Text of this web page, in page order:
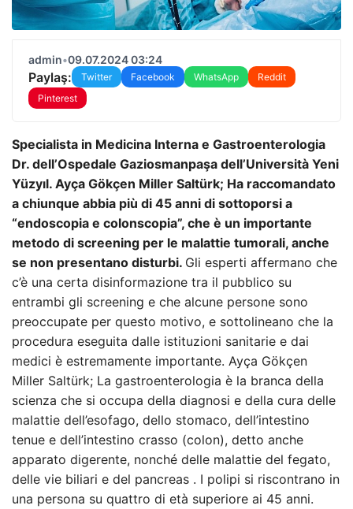
admin•09.07.2024 03:24
Paylaş: Twitter Facebook WhatsApp
Reddit
Pinterest
Specialista in Medicina Interna e Gastroenterologia
Dr. dell’Ospedale Gaziosmanpaşa dell’Università Yeni
Yüzyıl. Ayça Gökçen Miller Saltürk; Ha raccomandato
a chiunque abbia più di 45 anni di sottoporsi a
“endoscopia e colonscopia”, che è un importante
metodo di screening per le malattie tumorali, anche
se non presentano disturbi. Gli esperti affermano che
c’è una certa disinformazione tra il pubblico su
entrambi gli screening e che alcune persone sono
preoccupate per questo motivo, e sottolineano che la
procedura eseguita dalle istituzioni sanitarie e dai
medici è estremamente importante. Ayça Gökçen
Miller Saltürk; La gastroenterologia è la branca della
scienza che si occupa della diagnosi e della cura delle
malattie dell’esofago, dello stomaco, dell’intestino
tenue e dell’intestino crasso (colon), detto anche
apparato digerente, nonché delle malattie del fegato,
delle vie biliari e del pancreas . I polipi si riscontrano in
una persona su quattro di età superiore ai 45 anni.